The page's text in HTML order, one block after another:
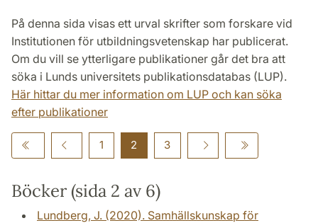
På denna sida visas ett urval skrifter som forskare vid
Institutionen för utbildningsvetenskap har publicerat.
Om du vill se ytterligare publikationer går det bra att
söka i Lunds universitets publikationsdatabas (LUP).
Här hittar du mer information om LUP och kan söka
efter publikationer
1 2 3
Böcker (sida 2 av 6)
Lundberg, J. (2020). Samhällskunskap för